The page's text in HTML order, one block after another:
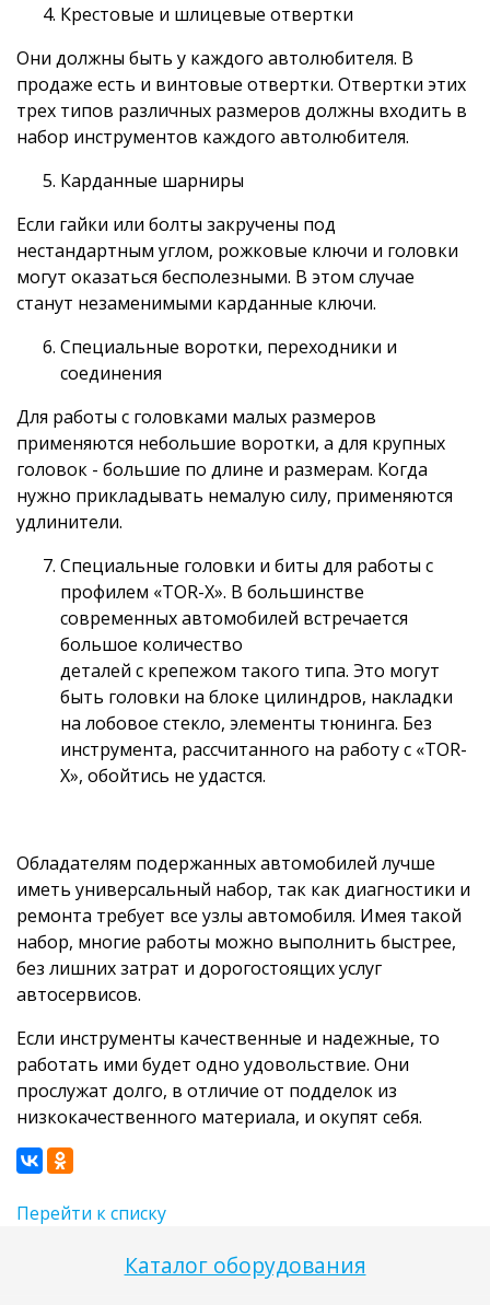
Каталог оборудования
Крестовые и шлицевые отвертки
Они должны быть у каждого автолюбителя. В
продаже есть и винтовые отвертки. Отвертки этих
трех типов различных размеров должны входить в
набор инструментов каждого автолюбителя.
Карданные шарниры
Если гайки или болты закручены под
нестандартным углом, рожковые ключи и головки
могут оказаться бесполезными. В этом случае
станут незаменимыми карданные ключи.
Специальные воротки, переходники и
соединения
Для работы с головками малых размеров
применяются небольшие воротки, а для крупных
головок - большие по длине и размерам. Когда
нужно прикладывать немалую силу, применяются
удлинители.
Специальные головки и биты для работы с
профилем «TOR-Х». В большинстве
современных автомобилей встречается
большое количество
деталей с крепежом такого типа. Это могут
быть головки на блоке цилиндров, накладки
на лобовое стекло, элементы тюнинга. Без
инструмента, рассчитанного на работу с «TOR-
Х», обойтись не удастся.
Обладателям подержанных автомобилей лучше
иметь универсальный набор, так как диагностики и
ремонта требует все узлы автомобиля. Имея такой
набор, многие работы можно выполнить быстрее,
без лишних затрат и дорогостоящих услуг
автосервисов.
Если инструменты качественные и надежные, то
работать ими будет одно удовольствие. Они
прослужат долго, в отличие от подделок из
низкокачественного материала, и окупят себя.
Перейти к списку